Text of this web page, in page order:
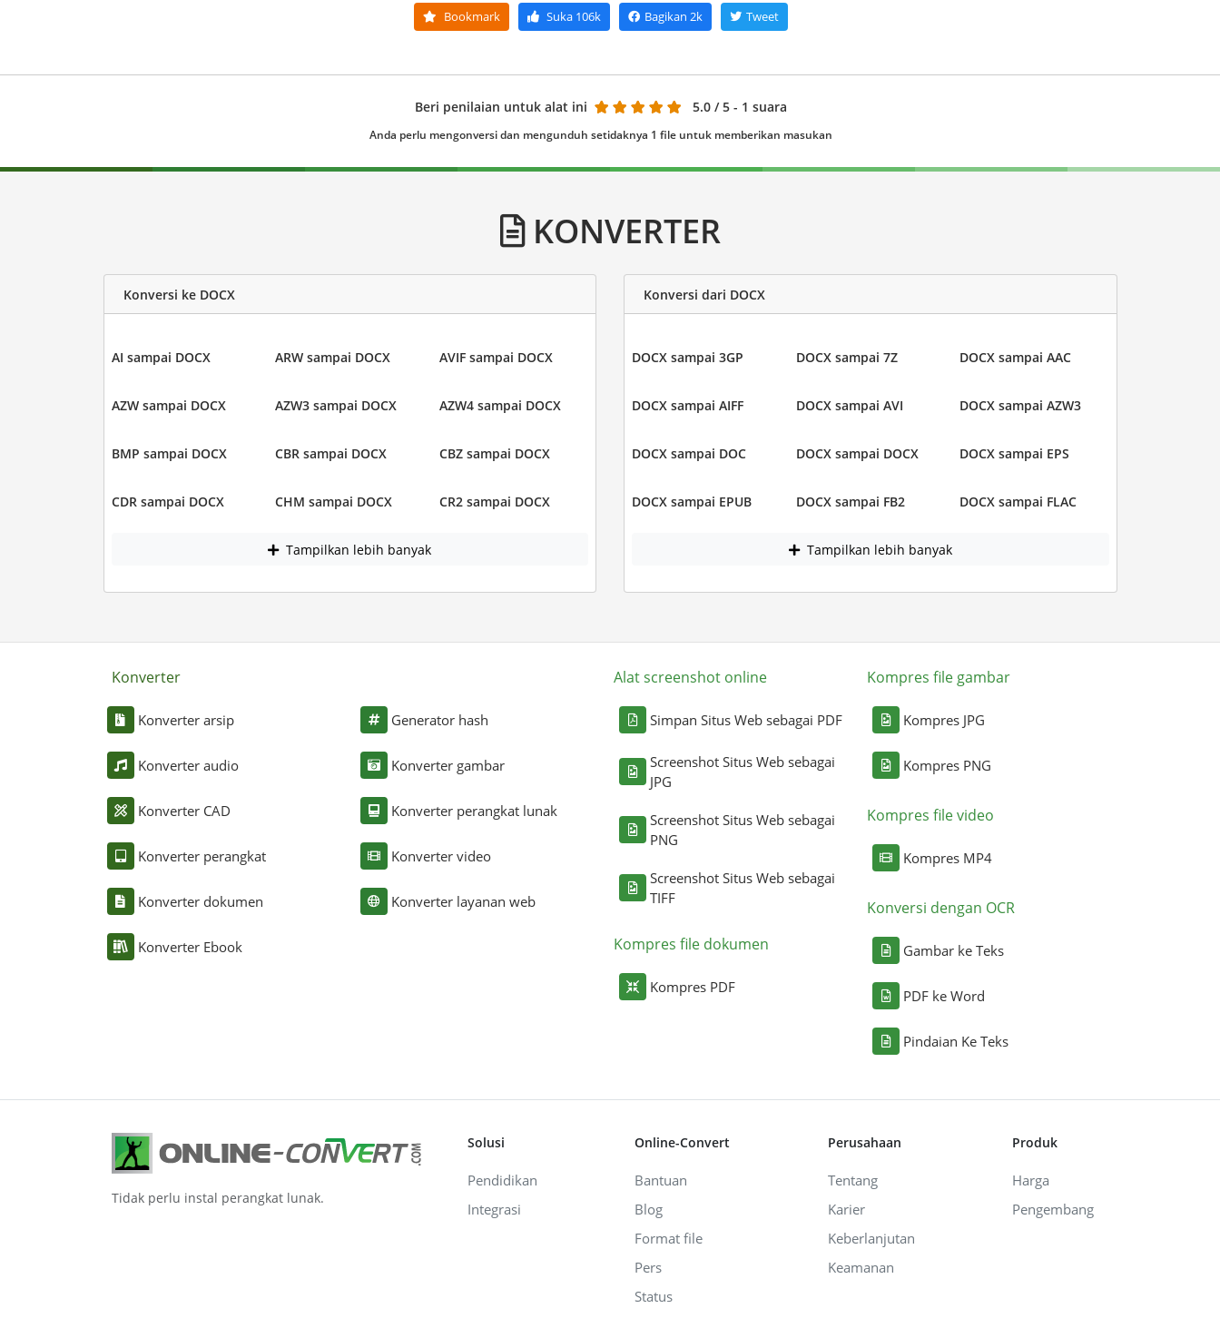
Bookmark Suka 106k Bagikan 2k Tweet
Beri penilaian untuk alat ini 5.0 / 5 - 1 suara
Anda perlu mengonversi dan mengunduh setidaknya 1 file untuk memberikan masukan
KONVERTER
Konversi ke DOCX
AI sampai DOCX ARW sampai DOCX AVIF sampai DOCX
AZW sampai DOCX AZW3 sampai DOCX AZW4 sampai DOCX
BMP sampai DOCX CBR sampai DOCX CBZ sampai DOCX
CDR sampai DOCX CHM sampai DOCX CR2 sampai DOCX
Tampilkan lebih banyak
Konversi dari DOCX
DOCX sampai 3GP DOCX sampai 7Z DOCX sampai AAC
DOCX sampai AIFF DOCX sampai AVI DOCX sampai AZW3
DOCX sampai DOC DOCX sampai DOCX DOCX sampai EPS
DOCX sampai EPUB DOCX sampai FB2 DOCX sampai FLAC
Tampilkan lebih banyak
Konverter
Konverter arsip
Konverter audio
Konverter CAD
Konverter perangkat
Konverter dokumen
Konverter Ebook
Generator hash
Konverter gambar
Konverter perangkat lunak
Konverter video
Konverter layanan web
Alat screenshot online
Simpan Situs Web sebagai PDF
Screenshot Situs Web sebagai
JPG
Screenshot Situs Web sebagai
PNG
Screenshot Situs Web sebagai
TIFF
Kompres file dokumen
Kompres PDF
Kompres file gambar
Kompres JPG
Kompres PNG
Kompres file video
Kompres MP4
Konversi dengan OCR
Gambar ke Teks
PDF ke Word
Pindaian Ke Teks
Tidak perlu instal perangkat lunak.
Solusi
Pendidikan
Integrasi
Online-Convert
Bantuan
Blog
Format file
Pers
Status
Perusahaan
Tentang
Karier
Keberlanjutan
Keamanan
Produk
Harga
Pengembang